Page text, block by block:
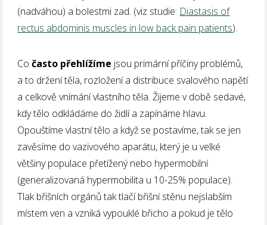
(nadváhou) a bolestmi zad. (viz studie: Diastasis of
rectus abdominis muscles in low back pain patients).
Cočasto přehlížíme jsou primární příčiny problémů,
a to držení těla, rozložení a distribuce svalového napětí
a celkově vnímání vlastního těla. Žijeme v době sedavé,
kdy tělo odkládáme do židlí a zapínáme hlavu.
Opouštíme vlastní tělo a když se postavíme, tak se jen
zavěsíme do vazivového aparátu, který je u velké
většiny populace přetížený nebo hypermobilní
(generalizovaná hypermobilita u 10-25% populace).
Tlak břišních orgánů tak tlačí břišní stěnu nejslabším
místem ven a vzniká vypouklé břicho a pokud je tělo